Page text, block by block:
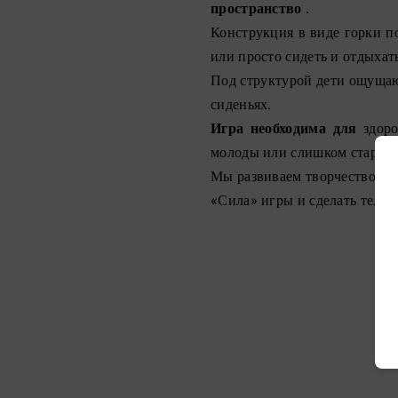
пространство .
Конструкция в виде горки
или просто сидеть и
Под структурой дети
сиденьях.
Игра необходима для
молоды или слишком стары,
Мы развиваем творчество на
«Сила» игры и сделать тело